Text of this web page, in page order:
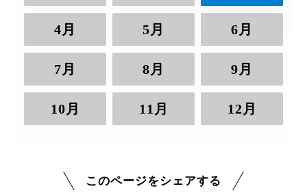
4月 5月 6月
7月 8月 9月
10月 11月 12月
このページをシェアする